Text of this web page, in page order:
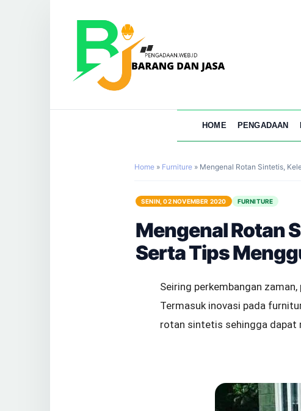
HOME PENGADAAN
Home » Furniture » Mengenal Rotan Sintetis,
SENIN, 02 NOVEMBER 2020 FURNITURE
Mengenal Rotan
Serta Tips
Seiring perkembangan
Termasuk inovasi pada
rotan sintetis sehingga dapat